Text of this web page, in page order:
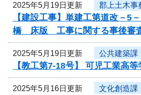
2025年5月19日更新 郡上土木事
【建設工事】単建工第道改－
橋 床版 工事に関する事後審
2025年5月19日更新 公共建築課
【教工第7-18号】 可児工業高
2025年5月16日更新 文化創造課